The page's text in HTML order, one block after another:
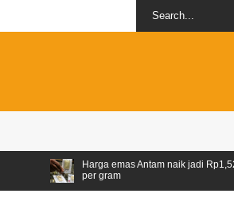
Harga emas Antam naik jadi Rp1,528 juta